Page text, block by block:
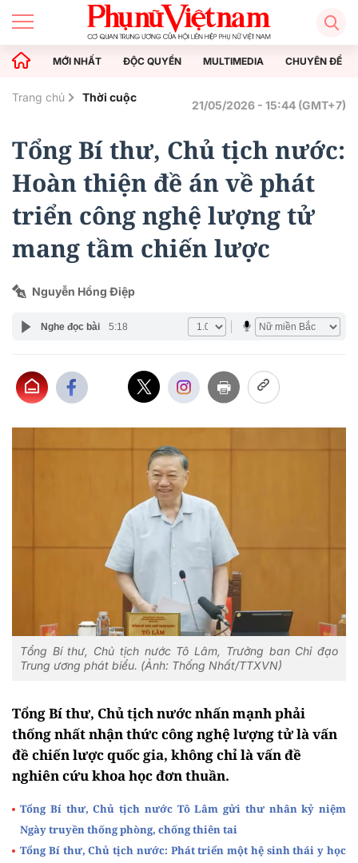
MỚI NHẤT ĐỘC QUYỀN MULTIMEDIA CHUYÊN ĐỀ
Trang chủ Thời cuộc
21/05/2026 - 15:44 (GMT+7)
Tổng Bí thư, Chủ tịch nước:
Hoàn thiện đề án về phát
triển công nghệ lượng tử
mang tầm chiến lược
Nguyễn Hồng Điệp
Nghe đọc bài 5:18
Tổng Bí thư, Chủ tịch nước Tô Lâm, Trưởng ban Chỉ đạo
Trung ương phát biểu. (Ảnh: Thống Nhất/TTXVN)
Tổng Bí thư, Chủ tịch nước nhấn mạnh phải
thống nhất nhận thức công nghệ lượng tử là vấn
đề chiến lược quốc gia, không chỉ là vấn đề
nghiên cứu khoa học đơn thuần.
Tổng Bí thư, Chủ tịch nước Tô Lâm gửi thư nhân kỷ niệm
Ngày truyền thống phòng, chống thiên tai
Tổng Bí thư, Chủ tịch nước: Phát triển một hệ sinh thái y học